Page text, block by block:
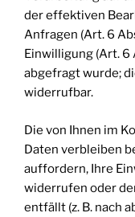
der effektiven
Anfragen (Art. 6
Einwilligung (Art. 6
abgefragt wurde;
widerrufbar.
Die von Ihnen im
Daten verbleiben
auffordern, Ihre
widerrufen oder
entfällt (z. B. nach